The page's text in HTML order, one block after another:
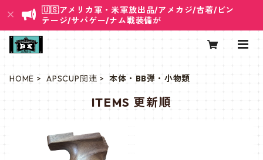
🇺🇸アメリカ軍・米軍放出品/アメカジ/古着/ビン
テージ/サバゲー/ナム戦装備が
HOME APSCUP関連 本体・BB弾・小物類
ITEMS 更新順